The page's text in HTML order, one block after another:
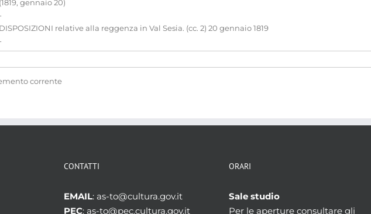
(1819, gennaio 20)
DISPOSIZIONI relative alla reggenza in Val Sesia. (cc. 2) 20 gennaio 1819
corrente
CONTATTI
EMAIL: as-to@cultura.gov.it
PEC: as-to@pec.cultura.gov.it
ORARI
Sale studio
Per le aperture consultare gli